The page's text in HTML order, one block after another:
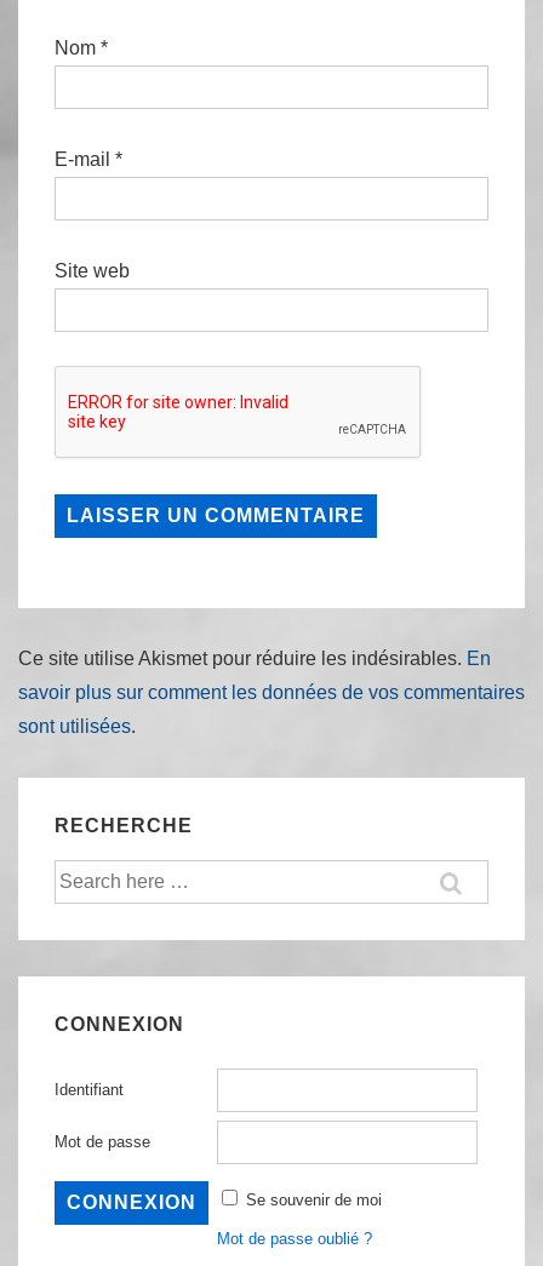
Nom *
E-mail *
Site web
Ce site utilise Akismet pour réduire les indésirables. En
savoir plus sur comment les données de vos commentaires
sont utilisées.
RECHERCHE
Recherche
CONNEXION
Identifiant
Mot de passe
Se souvenir de moi
Mot de passe oublié ?